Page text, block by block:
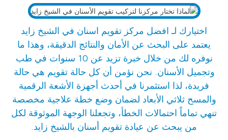
اختيارك لـ افضل مركز تقويم اسنان في الشيخ زايد
يعتمد على البحث عن الأمان والنتائج الدقيقة، وهذا ما
نوفره لك من خلال خبرة تزيد عن 10 سنوات في طب
وتجميل الأسنان. نحن نؤمن أن كل حالة تقويم هي حالة
فريدة، لذا استثمرنا في أحدث أجهزة الأشعة الرقمية
والمسح ثلاثي الأبعاد لضمان وضع خطة علاجية مخصصة
تنهي تماماً احتمالات الخطأ، وتجعلنا الوجهة الموثوقة لكل
من يبحث عن عيادة تقويم أسنان بالشيخ زايد.